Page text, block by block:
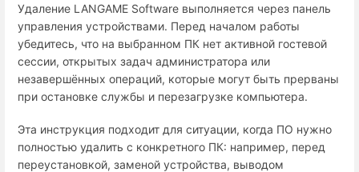
Удаление LANGAME Software выполняется через панель
управления устройствами. Перед началом работы
убедитесь, что на выбранном ПК нет активной гостевой
сессии, открытых задач администратора или
незавершённых операций, которые могут быть прерваны
при остановке службы и перезагрузке компьютера.
Эта инструкция подходит для ситуации, когда ПО нужно
полностью удалить с конкретного ПК: например, перед
переустановкой, заменой устройства, выводом